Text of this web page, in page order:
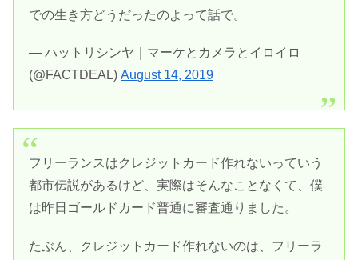
での生き方どうだったのよって話で。
— ハットリシンヤ｜マーケとカメラとイロイロ
(@FACTDEAL)August 14, 2019
フリーランスはクレジットカード作れないっていう
都市伝説があるけど、実際はそんなことなくて、僕
は昨日ゴールドカード普通に審査通りました。
たぶん、クレジットカード作れないのは、フリーラ